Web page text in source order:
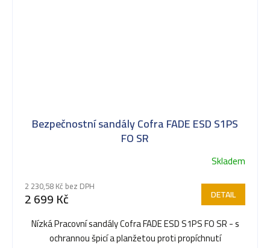
Bezpečnostní sandály Cofra FADE ESD S1PS
FO SR
Skladem
2 230,58 Kč bez DPH
2 699 Kč DETAIL
Nízká Pracovní sandály Cofra FADE ESD S1PS FO SR - s
ochrannou špicí a planžetou proti propíchnutí